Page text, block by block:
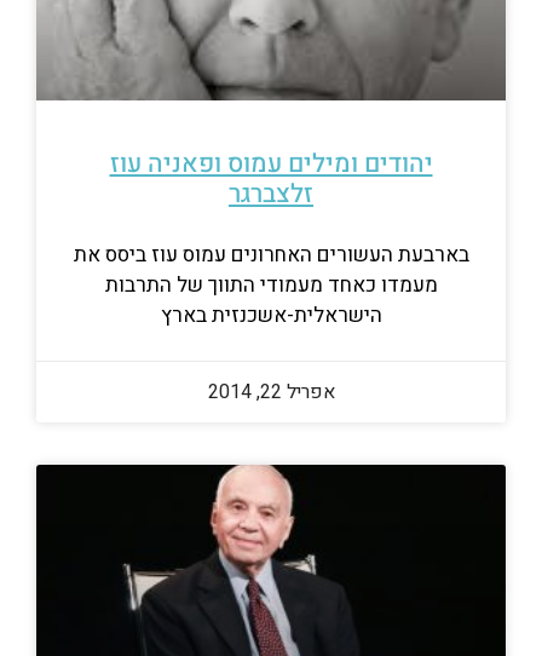
יהודים ומילים עמוס ופאניה עוז
זלצברגר
בארבעת העשורים האחרונים עמוס עוז ביסס את
מעמדו כאחד מעמודי התווך של התרבות
הישראלית-אשכנזית בארץ
אפריל 22, 2014